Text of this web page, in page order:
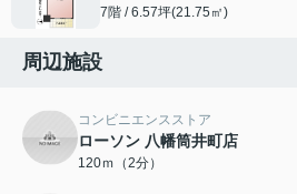
7階 / 6.57坪(21.75㎡)
周辺施設
コンビニエンスストア
ローソン 八幡筒井町店
120ｍ（2分）